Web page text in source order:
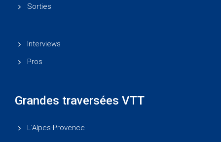
Sorties
Interviews
Pros
Grandes traversées VTT
L'Alpes-Provence